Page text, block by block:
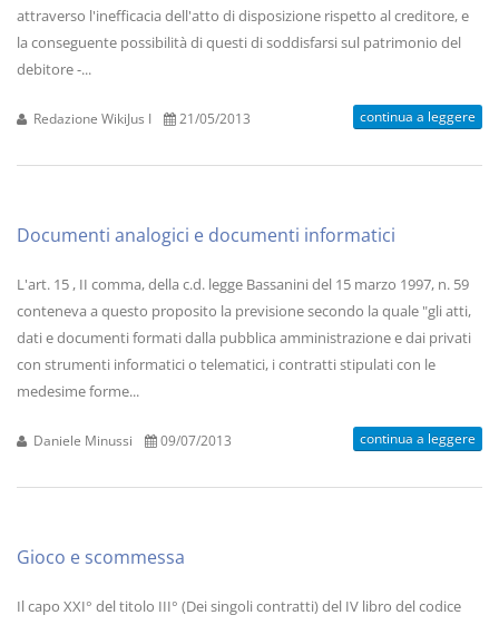
attraverso l'inefficacia dell'atto di disposizione rispetto al creditore, e
la conseguente possibilità di questi di soddisfarsi sul patrimonio del
debitore -...
Redazione WikiJus I 21/05/2013 continua a leggere
Documenti analogici e documenti informatici
L'art. 15 , II comma, della c.d. legge Bassanini del 15 marzo 1997, n. 59
conteneva a questo proposito la previsione secondo la quale "gli atti,
dati e documenti formati dalla pubblica amministrazione e dai privati
con strumenti informatici o telematici, i contratti stipulati con le
medesime forme...
Daniele Minussi 09/07/2013 continua a leggere
Gioco e scommessa
Il capo XXI° del titolo III° (Dei singoli contratti) del IV libro del codice